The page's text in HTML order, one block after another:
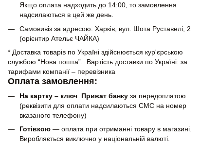
Якщо оплата надходить до 14:00, то замовлення
надсилаються в цей же день.
Самовивіз за адресою: Харків, вул. Шота Руставелі, 2
(орієнтир Ательє ЧАЙКА)
* Доставка товарів по Україні здійснюється кур'єрською
службою “Нова пошта”. Вартість доставки по Україні: за
тарифами компанії – перевізника
Оплата замовлення:
На картку – ключ Приват банку за передоплатою
(реквізити для оплати надсилаються СМС на номер
вказаного телефону)
Готівкою — оплата при отриманні товару в магазині.
Виробляється виключно у національній валюті.